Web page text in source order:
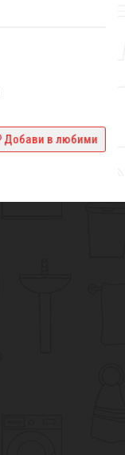
Добави в любими